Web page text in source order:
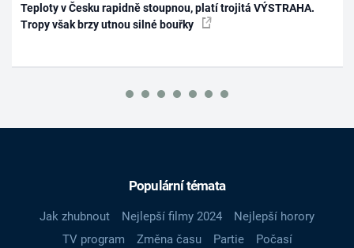
Teploty v Česku rapidně stoupnou, platí trojitá VÝSTRAHA.
Tropy však brzy utnou silné bouřky
Populární témata
Jak zhubnout Nejlepší filmy 2024
Nejlepší horory
TV program
Změna času Partie
Počasí